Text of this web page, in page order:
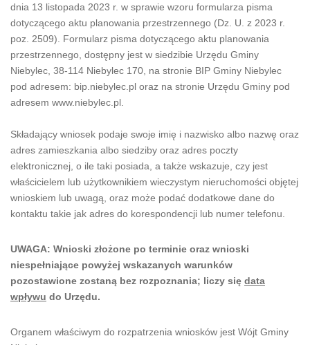
dnia 13 listopada 2023 r. w sprawie wzoru formularza pisma
dotyczącego aktu planowania przestrzennego (Dz. U. z 2023 r.
poz. 2509). Formularz pisma dotyczącego aktu planowania
przestrzennego, dostępny jest w siedzibie Urzędu Gminy
Niebylec, 38-114 Niebylec 170, na stronie BIP Gminy Niebylec
pod adresem: bip.niebylec.pl oraz na stronie Urzędu Gminy pod
adresem www.niebylec.pl.
Składający wniosek podaje swoje imię i nazwisko albo nazwę oraz
adres zamieszkania albo siedziby oraz adres poczty
elektronicznej, o ile taki posiada, a także wskazuje, czy jest
właścicielem lub użytkownikiem wieczystym nieruchomości objętej
wnioskiem lub uwagą, oraz może podać dodatkowe dane do
kontaktu takie jak adres do korespondencji lub numer telefonu.
UWAGA: Wnioski złożone po terminie oraz wnioski
niespełniające powyżej wskazanych warunków
pozostawione zostaną bez rozpoznania; liczy się data
wpływu do Urzędu.
Organem właściwym do rozpatrzenia wniosków jest Wójt Gminy